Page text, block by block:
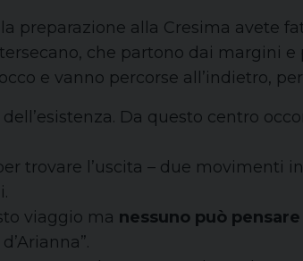
preparazione alla Cresima avete
che partono dai margini
e vanno percorse all’indietro,
Da questo centro
trovare l’uscita – due movimenti
viaggio ma nessuno può